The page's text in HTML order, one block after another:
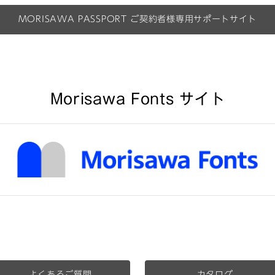
MORISAWA PASSPORT ご契約者様専用サポートサイト
Morisawa Fonts サイト